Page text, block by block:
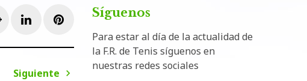
Google+LinkedInPinterest
Siguiente
Síguenos
Para estar al día de la actualidad de
la F.R. de Tenis síguenos en
nuestras redes sociales